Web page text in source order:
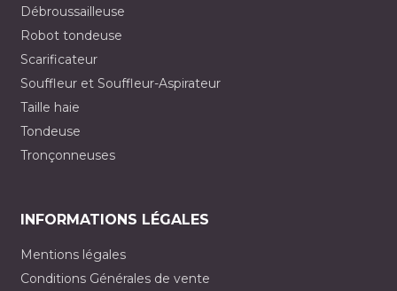
Débroussailleuse
Robot tondeuse
Scarificateur
Souffleur et Souffleur-Aspirateur
Taille haie
Tondeuse
Tronçonneuses
INFORMATIONS LÉGALES
Mentions légales
Conditions Générales de vente